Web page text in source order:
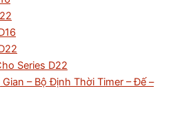
Series D22
Gian – Bộ Định Thời Timer – Đế –